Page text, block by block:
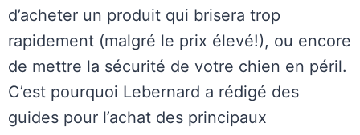
d’acheter un produit qui brisera trop
rapidement (malgré le prix élevé!), ou encore
de mettre la sécurité de votre chien en péril.
C’est pourquoi Lebernard a rédigé des
guides pour l’achat des principaux